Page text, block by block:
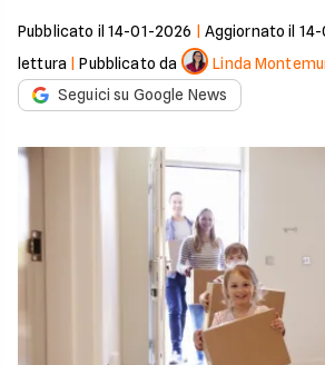
Pubblicato il 14-01-2026 Aggiornato il
lettura |Pubblicato da
Linda
Seguici su Google News